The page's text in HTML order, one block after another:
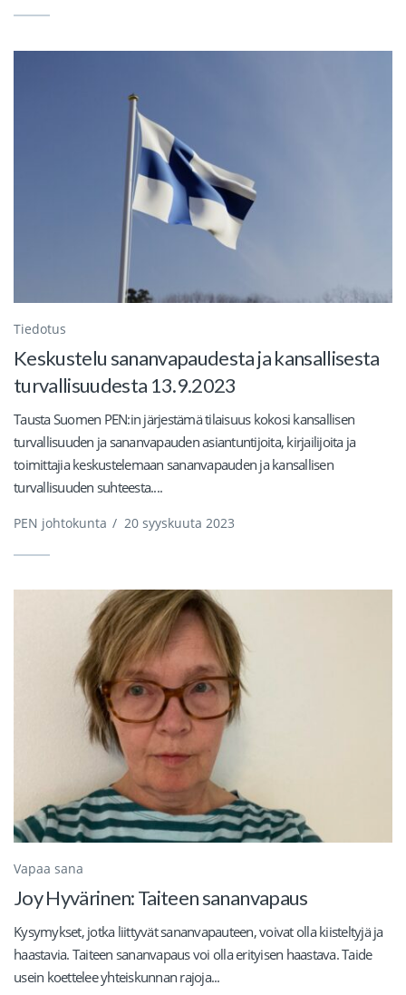
Tiedotus
Keskustelu sananvapaudesta ja kansallisesta
turvallisuudesta 13.9.2023
Tausta Suomen PEN:in järjestämä tilaisuus kokosi kansallisen
turvallisuuden ja sananvapauden asiantuntijoita, kirjailijoita ja
toimittajia keskustelemaan sananvapauden ja kansallisen
turvallisuuden suhteesta....
PEN johtokunta / 20 syyskuuta 2023
Vapaa sana
Joy Hyvärinen: Taiteen sananvapaus
Kysymykset, jotka liittyvät sananvapauteen, voivat olla kiisteltyjä ja
haastavia. Taiteen sananvapaus voi olla erityisen haastava. Taide
usein koettelee yhteiskunnan rajoja...